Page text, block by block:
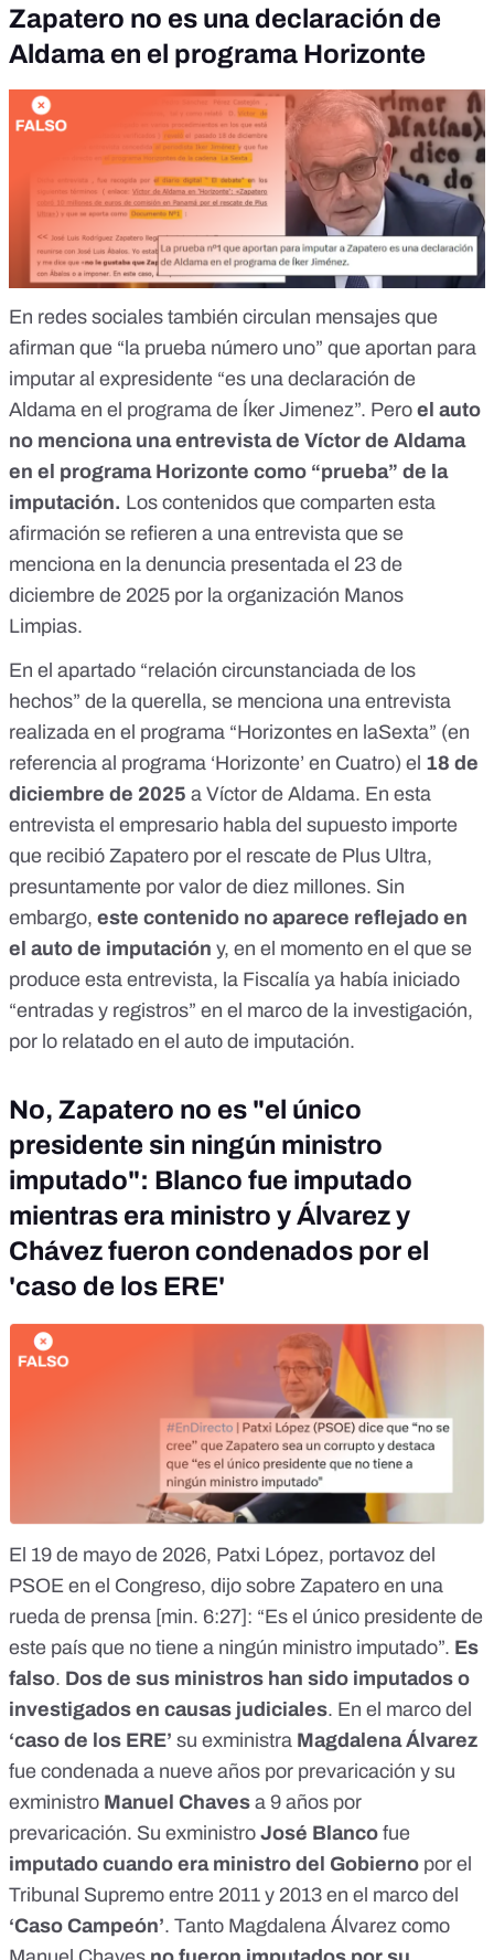
Zapatero no es una declaración de
Aldama en el programa Horizonte
En redes sociales también circulan mensajes que
afirman que “la prueba número uno” que aportan para
imputar al expresidente “es una declaración de
Aldama en el programa de Íker Jimenez”. Pero el auto
no menciona una entrevista de Víctor de Aldama
en el programa Horizonte como “prueba” de la
imputación. Los contenidos que comparten esta
afirmación se refieren a una entrevista que se
menciona en la denuncia presentada el 23 de
diciembre de 2025 por la organización Manos
Limpias.
En el apartado “relación circunstanciada de los
hechos” de la querella, se menciona una entrevista
realizada en el programa “Horizontes en laSexta” (en
referencia al programa ‘Horizonte’ en Cuatro) el 18 de
diciembre de 2025 a Víctor de Aldama. En esta
entrevista el empresario habla del supuesto importe
que recibió Zapatero por el rescate de Plus Ultra,
presuntamente por valor de diez millones. Sin
embargo, este contenido no aparece reflejado en
el auto de imputación y, en el momento en el que se
produce esta entrevista, la Fiscalía ya había iniciado
“entradas y registros” en el marco de la investigación,
por lo relatado en el auto de imputación.
No, Zapatero no es "el único
presidente sin ningún ministro
imputado": Blanco fue imputado
mientras era ministro y Álvarez y
Chávez fueron condenados por el
'caso de los ERE'
El 19 de mayo de 2026, Patxi López, portavoz del
PSOE en el Congreso, dijo sobre Zapatero en una
rueda de prensa [min. 6:27]: “Es el único presidente de
este país que no tiene a ningún ministro imputado”. Es
falso. Dos de sus ministros han sido imputados o
investigados en causas judiciales. En el marco del
‘caso de los ERE’ su exministra Magdalena Álvarez
fue condenada a nueve años por prevaricación y su
exministro Manuel Chaves a 9 años por
prevaricación. Su exministro José Blanco fue
imputado cuando era ministro del Gobierno por el
Tribunal Supremo entre 2011 y 2013 en el marco del
‘Caso Campeón’. Tanto Magdalena Álvarez como